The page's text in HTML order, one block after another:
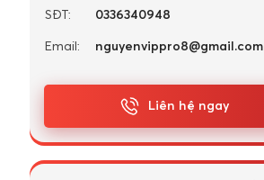
SĐT: 0336340948
Email: nguyenvippro8@gmail.com
Liên hệ ngay